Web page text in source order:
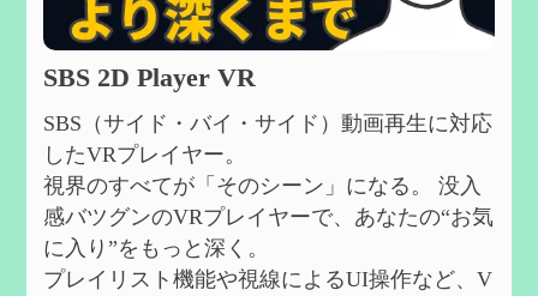
SBS 2D Player VR
SBS（サイド・バイ・サイド）動画再生に対応
したVRプレイヤー。
視界のすべてが「そのシーン」になる。 没入
感バツグンのVRプレイヤーで、あなたの“お気
に入り”をもっと深く。
プレイリスト機能や視線によるUI操作など、V